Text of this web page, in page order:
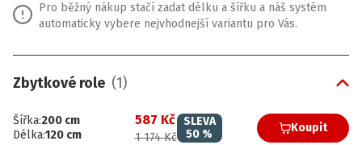
Pro běžný nákup stačí zadat délku a šířku a náš systém
automaticky vybere nejvhodnejší variantu pro Vás.
Zbytkové role (1)
Šířka:200 cm
Délka:120 cm
587 Kč
1 174 Kč
SLEVA
50 % Koupit